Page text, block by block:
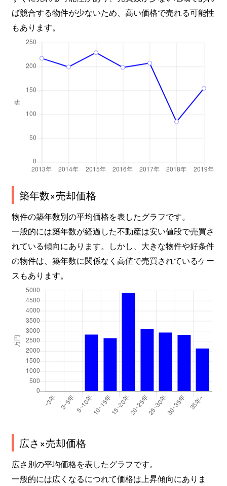
ば競合する物件が少ないため、高い価格で売れる可能性
もあります。
築年数×売却価格
物件の築年数別の平均価格を表したグラフです。
一般的には築年数が経過した不動産は安い値段で売買さ
れている傾向にあります。しかし、大きな物件や好条件
の物件は、築年数に関係なく高値で売買されているケー
スもあります。
広さ×売却価格
広さ別の平均価格を表したグラフです。
一般的には広くなるにつれて価格は上昇傾向にありま